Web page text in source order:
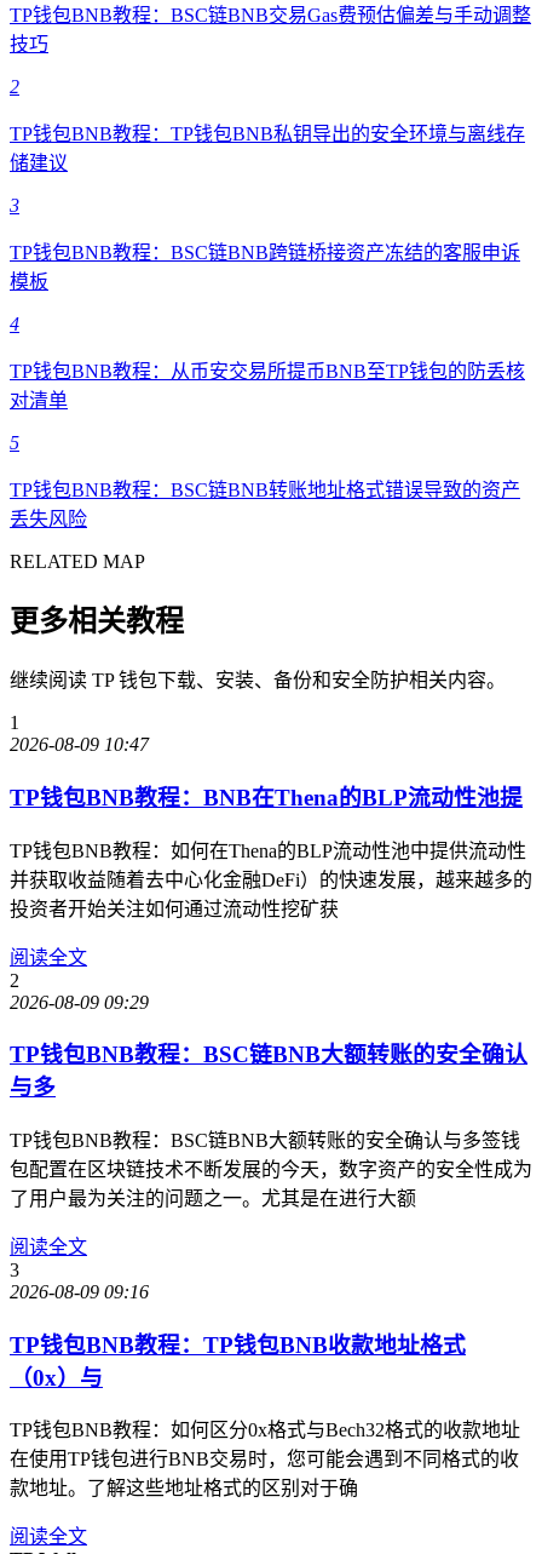
TP钱包BNB教程：BSC链BNB交易Gas费预估偏差与手动调整
技巧
2
TP钱包BNB教程：TP钱包BNB私钥导出的安全环境与离线存
储建议
3
TP钱包BNB教程：BSC链BNB跨链桥接资产冻结的客服申诉
模板
4
TP钱包BNB教程：从币安交易所提币BNB至TP钱包的防丢核
对清单
5
TP钱包BNB教程：BSC链BNB转账地址格式错误导致的资产
丢失风险
RELATED MAP
更多相关教程
继续阅读 TP 钱包下载、安装、备份和安全防护相关内容。
1
2026-08-09 10:47
TP钱包BNB教程：BNB在Thena的BLP流动性池提
TP钱包BNB教程：如何在Thena的BLP流动性池中提供流动性
并获取收益随着去中心化金融DeFi）的快速发展，越来越多的
投资者开始关注如何通过流动性挖矿获
阅读全文
2
2026-08-09 09:29
TP钱包BNB教程：BSC链BNB大额转账的安全确认
与多
TP钱包BNB教程：BSC链BNB大额转账的安全确认与多签钱
包配置在区块链技术不断发展的今天，数字资产的安全性成为
了用户最为关注的问题之一。尤其是在进行大额
阅读全文
3
2026-08-09 09:16
TP钱包BNB教程：TP钱包BNB收款地址格式
（0x）与
TP钱包BNB教程：如何区分0x格式与Bech32格式的收款地址
在使用TP钱包进行BNB交易时，您可能会遇到不同格式的收
款地址。了解这些地址格式的区别对于确
阅读全文